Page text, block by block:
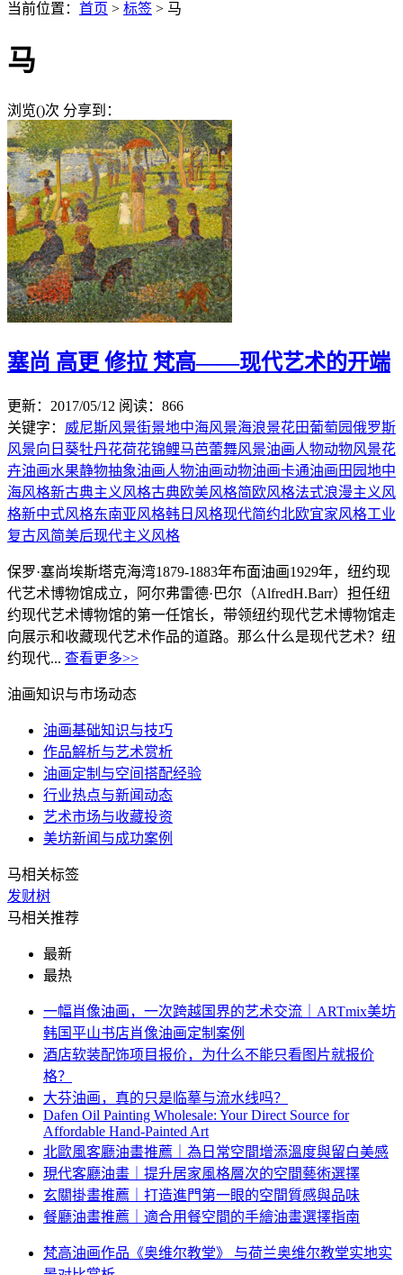
当前位置： 首页 > 标签 > 马
马
浏览()次 分享到：
塞尚 高更 修拉 梵高——现代艺术的开端
更新：2017/05/12 阅读：866
关键字： 威尼斯风景街景地中海风景海浪景花田葡萄园俄罗斯
风景向日葵牡丹花荷花锦鲤马芭蕾舞风景油画人物动物风景花
卉油画水果静物抽象油画人物油画动物油画卡通油画田园地中
海风格新古典主义风格古典欧美风格简欧风格法式浪漫主义风
格新中式风格东南亚风格韩日风格现代简约北欧宜家风格工业
复古风简美后现代主义风格
保罗·塞尚埃斯塔克海湾1879-1883年布面油画1929年，纽约现
代艺术博物馆成立，阿尔弗雷德·巴尔（AlfredH.Barr）担任纽
约现代艺术博物馆的第一任馆长，带领纽约现代艺术博物馆走
向展示和收藏现代艺术作品的道路。那么什么是现代艺术？纽
约现代... 查看更多>>
油画知识与市场动态
油画基础知识与技巧
作品解析与艺术赏析
油画定制与空间搭配经验
行业热点与新闻动态
艺术市场与收藏投资
美坊新闻与成功案例
马相关标签
发财树
马相关推荐
最新
最热
一幅肖像油画，一次跨越国界的艺术交流｜ARTmix美坊
韩国平山书店肖像油画定制案例
酒店软装配饰项目报价，为什么不能只看图片就报价
格？
大芬油画，真的只是临摹与流水线吗？
Dafen Oil Painting Wholesale: Your Direct Source for
Affordable Hand-Painted Art
北歐風客廳油畫推薦｜為日常空間增添溫度與留白美感
現代客廳油畫｜提升居家風格層次的空間藝術選擇
玄關掛畫推薦｜打造進門第一眼的空間質感與品味
餐廳油畫推薦｜適合用餐空間的手繪油畫選擇指南
梵高油画作品《奥维尔教堂》 与荷兰奥维尔教堂实地实